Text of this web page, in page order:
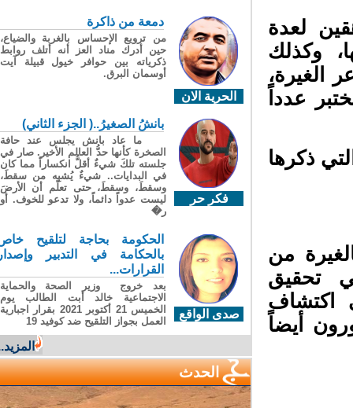
لعدة
وكذلك
الغيرة،
عدداً
ذكرها
من
تحقيق
اكتشاف
أيضاً
الحرية الان
دمعة من ذاكرة
من ترويع الإحساس بالغربة والضياع،
حين أدرك مناد العز أنه أتلف روابط
ذكرياته بين حوافر خيول قبيلة آيت
أوسمان البرق.
فكر حر
بانشُ الصغيرُ..( الجزء الثاني)
ما عاد بانش يجلس عند حافة
الصخرة كأنها حدُّ العالم الأخير. صار في
جلسته تلكَ شيءٌ أقلُّ انكساراً مما كان
في البدايات.. شيءٌ يُشبِه من سقطَ،
وسقطَ، وسقطَ، حتى تعلّم أن الأرضَ
ليست عدواً دائماً، ولا تدعو للخوف. أو
ر�
صدى الواقع
الحكومة بحاجة لتلقيح خاص
بالحكامة في التدبير وإصدار
القرارات...
بعد خروج وزير الصحة والحماية
الاجتماعية خالد أبت الطالب يوم
الخميس 21 أكتوبر 2021 بقرار اجبارية
العمل بجواز التلقيح ضد كوفيد 19
المزيد...
الحدث